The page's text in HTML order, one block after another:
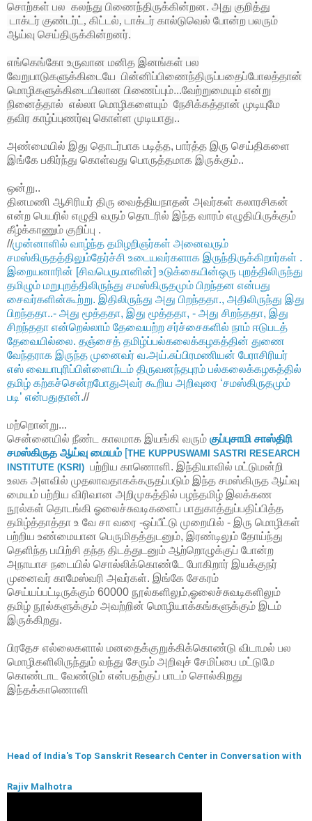
சொற்கள் பல கலந்து பிணைந்திருக்கின்றன. அது குறித்து
டாக்டர் குண்டர்ட் , கிட்டல், டாக்டர் கால்டுவெல் போன்ற பலரும்
ஆய்வு செய்திருக்கின்றனர்.
எங்கெங்கோ உருவான மனித இனங்கள் பல
வேறுபாடுகளுக்கிடையே பின்னிப்பிணைந்திருப்பதைப்போலத்தான்
மொழிகளுக்கிடையிலான பிணைப்பும்...வேற்றுமையும் என்று
நினைத்தால் எல்லா மொழிகளையும் நேசிக்கத்தான் முடியுமே
தவிர காழ்ப்புணர்வு கொள்ள முடியாது..
அண்மையில் இது தொடர்பாக படித்த, பார்த்த இரு செய்திகளை
இங்கே பகிர்ந்து கொள்வது பொருத்தமாக இருக்கும்..
ஒன்று..
தினமணி ஆசிரியர் திரு வைத்தியநாதன் அவர்கள் கலாரசிகன்
என்ற பெயரில் எழுதி வரும் தொடரில் இந்த வாரம் எழுதியிருக்கும்
கீழ்க்காணும் குறிப்பு .
//முன்னாளில் வாழ்ந்த தமிழறிஞர்கள் அனைவரும்
சமஸ்கிருதத்திலும்தேர்ச்சி உடையவர்களாக இருந்திருக்கிறார்கள் .
இறையனாரின் [சிவபெருமானின்] உடுக்கையின்ஒரு புறத்திலிருந்து
தமிழும் மறுபுறத்திலிருந்து சமஸ்கிருதமும் பிறந்தன என்பது
சைவர்களின்கூற்று. இதிலிருந்து அது பிறந்ததா., அதிலிருந்து இது
பிறந்ததா..- அது மூத்ததா, இது மூத்ததா, - அது சிறந்ததா, இது
சிறந்ததா என்றெல்லாம் தேவையற்ற சர்ச்சைகளில் நாம் ஈடுபடத்
தேவையில்லை. தஞ்சைத் தமிழ்ப்பல்கலைக்கழகத்தின் துணை
வேந்தராக இருந்த முனைவர் வ.அய்.சுப்பிரமணியன் பேராசிரியர்
எஸ் வையாபுரிப்பிள்ளையிடம் திருவனந்தபுரம் பல்கலைக்கழகத்தில்
தமிழ் கற்கச்சென்றபோதுஅவர் கூறிய அறிவுரை ‘சமஸ்கிருதமும்
படி’ என்பதுதான்.//
மற்றொன்று...
சென்னையில் நீண்ட காலமாக இயங்கி வரும் குப்புசாமி சாஸ்திரி
சமஸ்கிருத ஆய்வு மையம் [THE KUPPUSWAMI SASTRI RESEARCH
INSTITUTE (KSRI) பற்றிய காணொளி. இந்தியாவில் மட்டுமன்றி
உலக அளவில் முதலாவதாகக்கருதப்படும் இந்த சமஸ்கிருத ஆய்வு
மையம் பற்றிய விரிவான அறிமுகத்தில் பழந்தமிழ் இலக்கண
நூல்கள் தொடங்கி ஓலைச்சுவடிகளைப் பாதுகாத்துப்பதிப்பித்த
தமிழ்த்தாத்தா உ வே சா வரை -ஒப்பீட்டு முறையில் - இரு மொழிகள்
பற்றிய உண்மையான பெருமிதத்துடனும், இரண்டிலும் தோய்ந்து
தெளிந்த பயிற்சி தந்த திடத்துடனும் ஆற்றொழுக்குப் போன்ற
அநாயாச நடையில் சொல்லிக்கொண்டே போகிறார் இயக்குநர்
முனைவர் காமேஸ்வரி அவர்கள். இங்கே சேகரம்
செய்யப்பட்டிருக்கும் 60000 நூல்களிலும்,ஓலைச்சுவடிகளிலும்
தமிழ் நூல்களுக்கும் அவற்றின் மொழியாக்கங்களுக்கும் இடம்
இருக்கிறது.
பிரதேச எல்லைகளால் மனதைக்குறுக்கிக்கொண்டு விடாமல் பல
மொழிகளிலிருந்தும் வந்து சேரும் அறிவுச் சேமிப்பை மட்டுமே
கொண்டாட வேண்டும் என்பதற்குப் பாடம் சொல்கிறது
இந்தக்காணொளி
Head of India's Top Sanskrit Research Center in Conversation with
Rajiv Malhotra